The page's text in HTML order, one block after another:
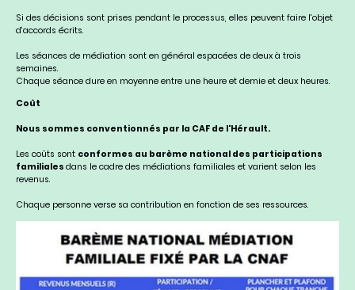
Si des décisions sont prises pendant le processus, elles peuvent faire l'objet
d'accords écrits.
Les séances de médiation sont en général espacées de deux à trois
semaines.
Chaque séance dure en moyenne entre une heure et demie et deux heures.
Coût
Nous sommes conventionnés par la CAF de l'Hérault.
Les coûts sont conformes au barème national des participations
familiales dans le cadre des médiations familiales et varient selon les
revenus.
Chaque personne verse sa contribution en fonction de ses ressources.